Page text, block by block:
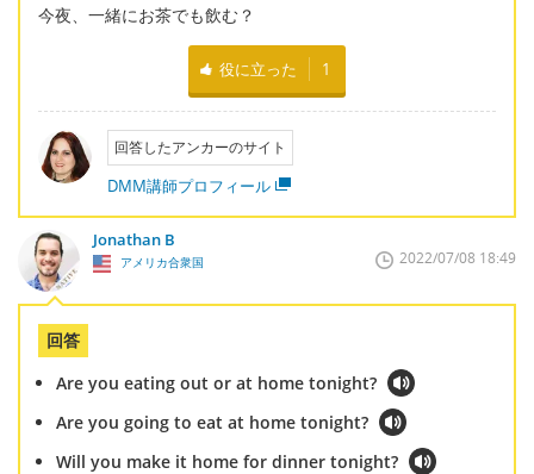
今夜、一緒にお茶でも飲む？
役に立った 1
回答したアンカーのサイト
DMM講師プロフィール
Jonathan B
アメリカ合衆国 2022/07/08 18:49
回答
Are you eating out or at home tonight?
Are you going to eat at home tonight?
Will you make it home for dinner tonight?